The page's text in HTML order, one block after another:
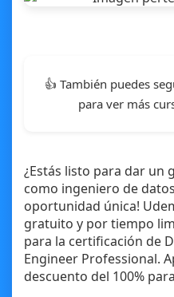
👍 También puedes
para ver más
¿Estás listo para dar un
como ingeniero de
oportunidad única!
gratuito y por tiempo
para la certificación de
Engineer Professional.
descuento del 100%